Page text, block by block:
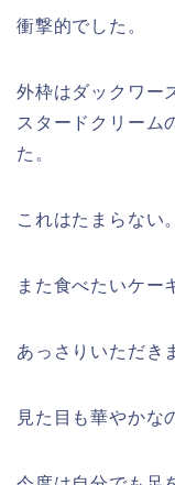
衝撃的でした。
外枠はダックワー
スタードクリーム
た。
これはたまらない。
また食べたいケー
あっさりいただき
見た目も華やかな